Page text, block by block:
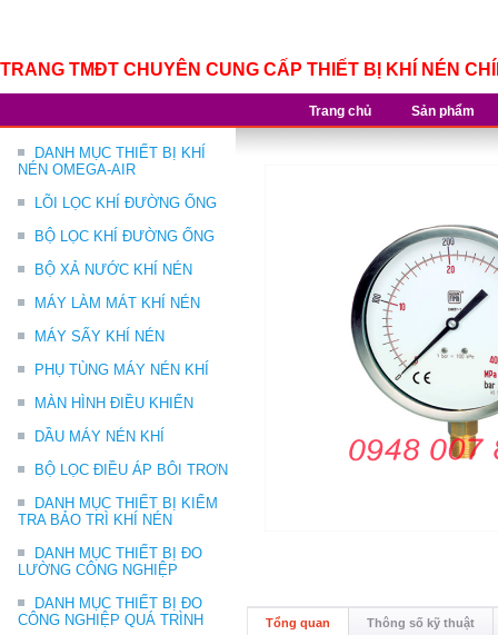
TRANG TMĐT CHUYÊN CUNG CẤP THIẾT BỊ KHÍ NÉN
Trang chủ Sản phẩm
DANH MỤC THIẾT BỊ KHÍ
NÉN OMEGA-AIR
LÕI LỌC KHÍ ĐƯỜNG ỐNG
BỘ LỌC KHÍ ĐƯỜNG ỐNG
BỘ XẢ NƯỚC KHÍ NÉN
MÁY LÀM MÁT KHÍ NÉN
MÁY SẤY KHÍ NÉN
PHỤ TÙNG MÁY NÉN KHÍ
MÀN HÌNH ĐIỀU KHIỂN
DẦU MÁY NÉN KHÍ
BỘ LỌC ĐIỀU ÁP BÔI TRƠN
DANH MỤC THIẾT BỊ KIỂM
TRA BẢO TRÌ KHÍ NÉN
DANH MỤC THIẾT BỊ ĐO
LƯỜNG CÔNG NGHIỆP
DANH MỤC THIẾT BỊ ĐO
CÔNG NGHIỆP QUÁ TRÌNH
Tổng quan Thông số kỹ thuật